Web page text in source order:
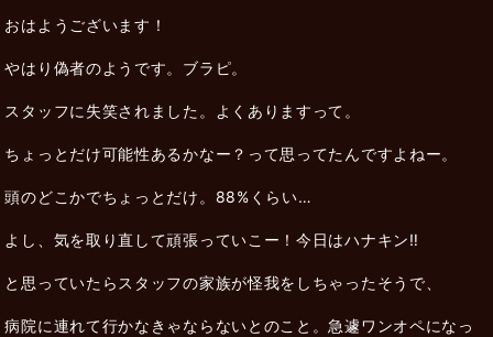
おはようございます！
やはり偽者のようです。ブラピ。
スタッフに失笑されました。よくありますって。
ちょっとだけ可能性あるかなー？って思ってたんですよねー。
頭のどこかでちょっとだけ。88%くらい…
よし、気を取り直して頑張っていこー！今日はハナキン‼️
と思っていたらスタッフの家族が怪我をしちゃったそうで、
病院に連れて行かなきゃならないとのこと。急遽ワンオペになっ